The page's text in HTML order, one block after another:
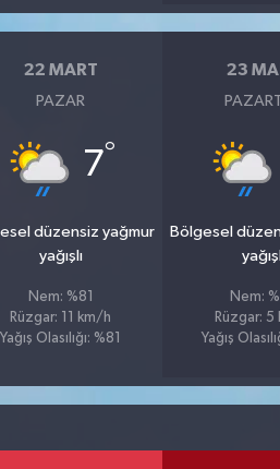
22 MART
PAZAR
7°
düzensiz yağmur
yağışlı
Nem: %81
Rüzgar: 11 km/h
Yağış Olasılığı: %81
23
Bölgesel
Nem:
Rüzgar: 5
Yağış